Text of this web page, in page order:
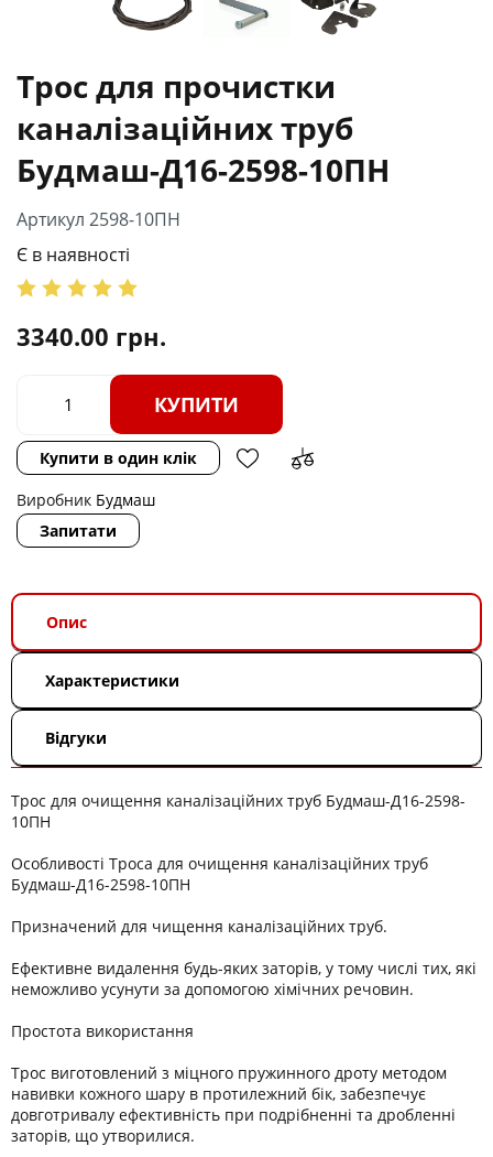
Трос для прочистки
каналізаційних труб
Будмаш-Д16-2598-10ПН
Артикул 2598-10ПН
Є в наявності
3340.00 грн.
КУПИТИ
Купити в один клік
Виробник Будмаш
Запитати
Опис
Характеристики
Відгуки
Трос для очищення каналізаційних труб Будмаш-Д16-2598-
10ПН
Особливості Троса для очищення каналізаційних труб
Будмаш-Д16-2598-10ПН
Призначений для чищення каналізаційних труб.
Ефективне видалення будь-яких заторів, у тому числі тих, які
неможливо усунути за допомогою хімічних речовин.
Простота використання
Трос виготовлений з міцного пружинного дроту методом
навивки кожного шару в протилежний бік, забезпечує
довготривалу ефективність при подрібненні та дробленні
заторів, що утворилися.